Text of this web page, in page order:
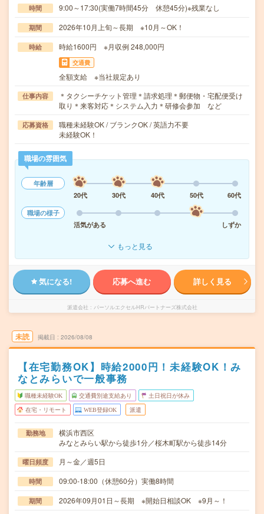
時間 9:00～17:30(実働7時間45分 休憩45分)※残業なし
期間 2026年10月上旬～長期 ※10月～OK！
時給 時給1600円 ※月収例 248,000円
交通費
全額支給 ※当社規定あり
仕事内容
＊タクシーチケット管理＊請求処理＊郵便物・宅配便受け
取り＊来客対応＊システム入力＊研修会参加 など
応募資格
職種未経験OK / ブランクOK / 英語力不要
未経験OK！
職場の雰囲気
年齢層
20代
30代 40代 50代
60代
職場の様子
活気がある
しずか
もっと見る
気になる! 応募へ進む 詳しく見る
派遣会社 パーソルエクセルHRパートナーズ株式会社
未読 掲載日 2026/08/08
【在宅勤務OK】時給2000円！未経験OK！み
なとみらいで一般事務
職種未経験OK 交通費別途支給あり 土日祝日が休み
在宅・リモート WEB登録OK 派遣
勤務地
横浜市西区
みなとみらい駅から徒歩1分／桜木町駅から徒歩14分
曜日頻度 月～金／週5日
時間 09:00-18:00（休憩60分）実働8時間
期間 2026年09月01日～長期 ※開始日相談OK ※9月～！